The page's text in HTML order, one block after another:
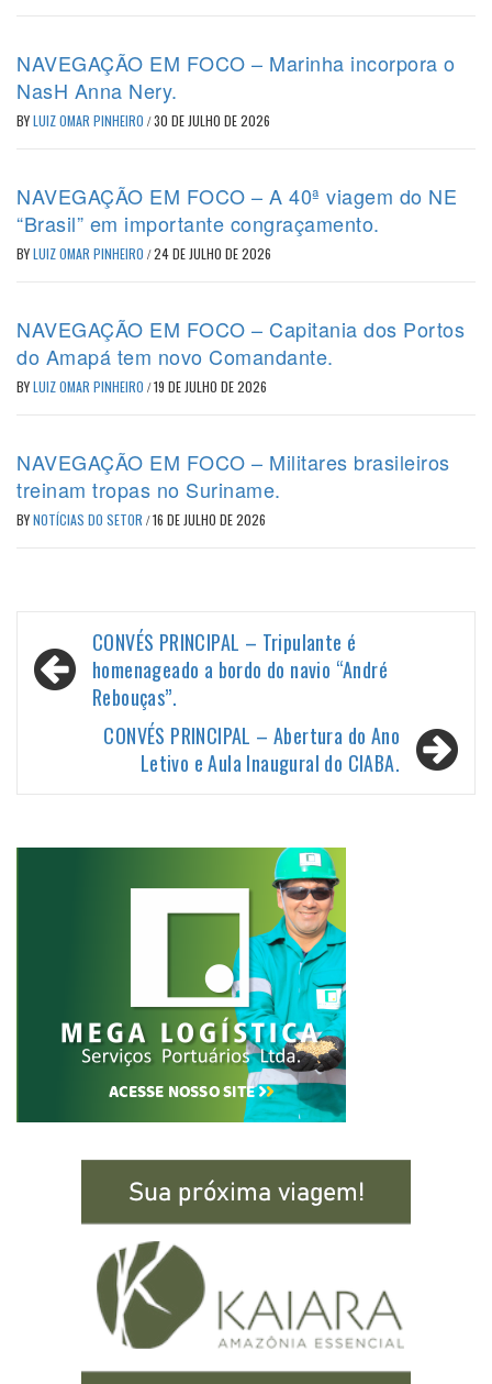
NAVEGAÇÃO EM FOCO – Marinha incorpora o
NasH Anna Nery.
BYLUIZ OMAR PINHEIRO /30 DE JULHO DE 2026
NAVEGAÇÃO EM FOCO – A 40ª viagem do NE
“Brasil” em importante congraçamento.
BYLUIZ OMAR PINHEIRO /24 DE JULHO DE 2026
NAVEGAÇÃO EM FOCO – Capitania dos Portos
do Amapá tem novo Comandante.
BYLUIZ OMAR PINHEIRO /19 DE JULHO DE 2026
NAVEGAÇÃO EM FOCO – Militares brasileiros
treinam tropas no Suriname.
BYNOTÍCIAS DO SETOR /16 DE JULHO DE 2026
Navegação
de
CONVÉS PRINCIPAL – Tripulante é
homenageado a bordo do navio “André
Rebouças”.
CONVÉS PRINCIPAL – Abertura do Ano
Letivo e Aula Inaugural do CIABA.